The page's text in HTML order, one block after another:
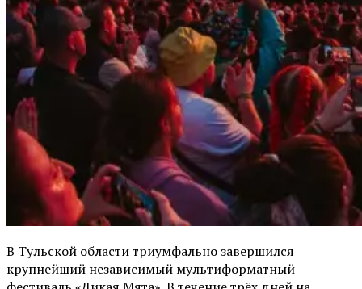
В Тульской области триумфально завершился
крупнейший независимый мультиформатный